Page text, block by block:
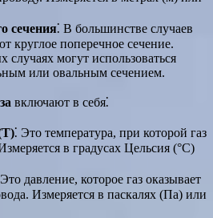
сечения⁚ В большинстве случаев
круглое поперечное сечение.
случаях могут использоваться
или овальным сечением.
включают в себя⁚
⁚ Это температура, при которой газ
в градусах Цельсия (°C)
Это давление, которое газ оказывает
Измеряется в паскалях (Па) или